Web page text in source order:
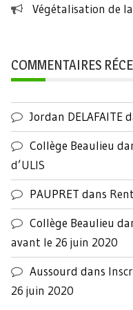
Végétalisation de
COMMENTAIRES
Jordan DELAFAITE
Collège Beaulieu
d’ULIS
PAUPRET dans
Collège Beaulieu
avant le 26 juin 2020
Aussourd dans
26 juin 2020